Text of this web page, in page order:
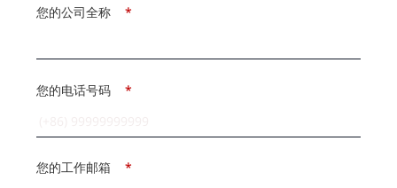
*
您的公司全称
*
您的电话号码
*
您的工作邮箱